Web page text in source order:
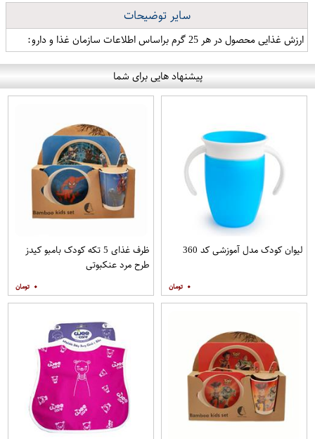
سایر توضیحات
ارزش غذایی محصول در هر 25 گرم براساس اطلاعات سازمان غذا و دارو:
پیشنهاد هایی برای شما
لیوان کودک مدل آموزشی کد 360
۰
ظرف غذای 5 تکه کودک بامبو کیدز
طرح مرد عنکبوتی
۰